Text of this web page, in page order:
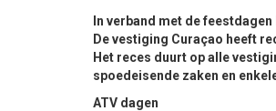
In verband met de
De vestiging Curaçao heeft
Het reces duurt op alle
spoedeisende zaken en
ATV dagen